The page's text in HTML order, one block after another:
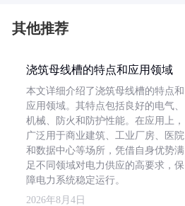
其他推荐
浇筑母线槽的特点和应用领域
本文详细介绍了浇筑母线槽的特点和
应用领域。其特点包括良好的电气、
机械、防火和防护性能。在应用上，
广泛用于商业建筑、工业厂房、医院
和数据中心等场所，凭借自身优势满
足不同领域对电力供应的高要求，保
障电力系统稳定运行。
2026年8月4日